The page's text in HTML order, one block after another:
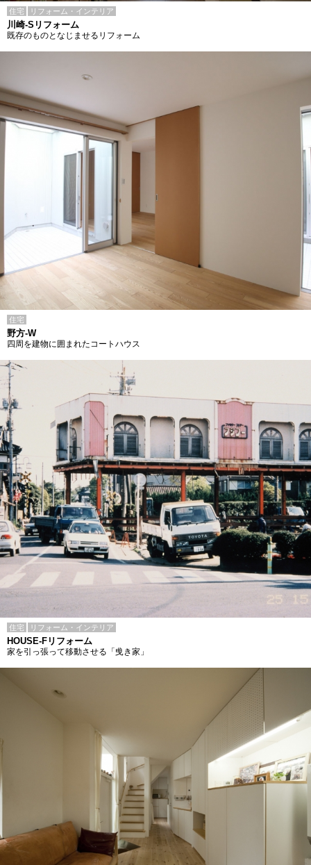
住宅 リフォーム・インテリア
川崎-Sリフォーム
既存のものとなじませるリフォーム
住宅
野方-W
四周を建物に囲まれたコートハウス
住宅 リフォーム・インテリア
HOUSE-Fリフォーム
家を引っ張って移動させる「曵き家」